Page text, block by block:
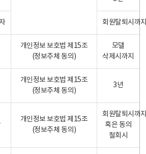
회원탈퇴시까
개인정보 보호법 제15조
(정보주체 동의)
모델
삭제시까지
개인정보 보호법 제15조
(정보주체 동의)
3년
개인정보 보호법 제15조
(정보주체 동의)
회원탈퇴시까
혹은 동의
철회시